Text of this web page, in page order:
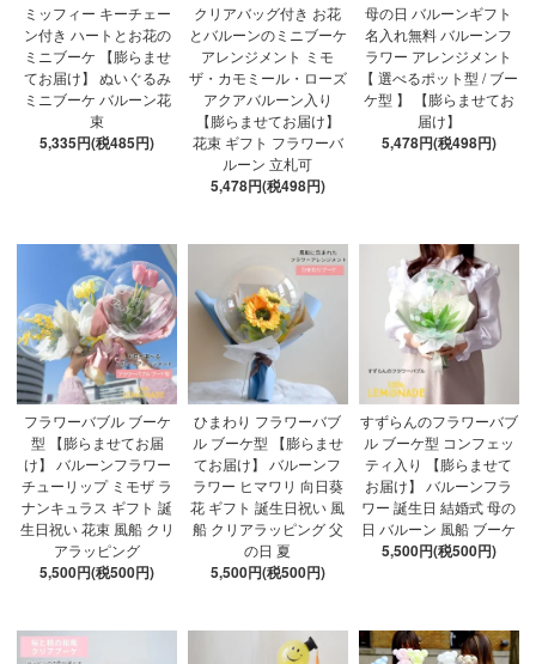
ミッフィー キーチェー
ン付き ハートとお花の
ミニブーケ 【膨らませ
てお届け】 ぬいぐるみ
ミニブーケ バルーン花
束
5,335円(税485円)
クリアバッグ付き お花
とバルーンのミニブーケ
アレンジメント ミモ
ザ・カモミール・ローズ
アクアバルーン入り
【膨らませてお届け】
花束 ギフト フラワーバ
ルーン 立札可
5,478円(税498円)
母の日 バルーンギフト
名入れ無料 バルーンフ
ラワー アレンジメント
【 選べるポット型 / ブー
ケ型 】 【膨らませてお
届け】
5,478円(税498円)
フラワーバブル ブーケ
型 【膨らませてお届
け】 バルーンフラワー
チューリップ ミモザ ラ
ナンキュラス ギフト 誕
生日祝い 花束 風船 クリ
アラッピング
5,500円(税500円)
ひまわり フラワーバブ
ル ブーケ型 【膨らませ
てお届け】 バルーンフ
ラワー ヒマワリ 向日葵
花 ギフト 誕生日祝い 風
船 クリアラッピング 父
の日 夏
5,500円(税500円)
すずらんのフラワーバブ
ル ブーケ型 コンフェッ
ティ入り 【膨らませて
お届け】 バルーンフラ
ワー 誕生日 結婚式 母の
日 バルーン 風船 ブーケ
5,500円(税500円)